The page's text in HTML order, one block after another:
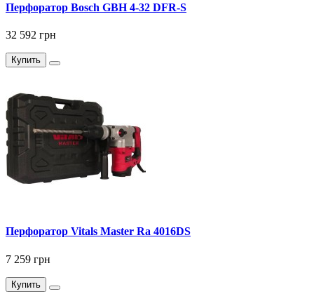
Перфоратор Bosch GBH 4-32 DFR-S
32 592 грн
Купить
Перфоратор Vitals Master Ra 4016DS
7 259 грн
Купить